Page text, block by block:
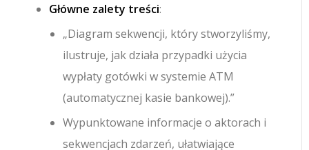
Główne zalety treści:
„Diagram sekwencji, który stworzyliśmy,
ilustruje, jak działa przypadki użycia
wypłaty gotówki w systemie ATM
(automatycznej kasie bankowej).”
Wypunktowane informacje o aktorach i
sekwencjach zdarzeń, ułatwiające